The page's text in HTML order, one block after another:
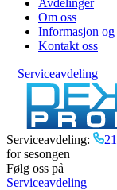
Avdelinger
Om oss
Informasjon og
Kontakt oss
Serviceavdeling
Serviceavdeling:
for sesongen
Følg oss på
Serviceavdeling